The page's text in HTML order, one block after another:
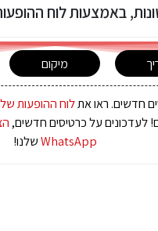
באמצעות לוח
מיקום
חדשים. ראו אתלוח ההופעות
לעדכונים על כרטיסים חדשים,
WhatsAppשלנו!